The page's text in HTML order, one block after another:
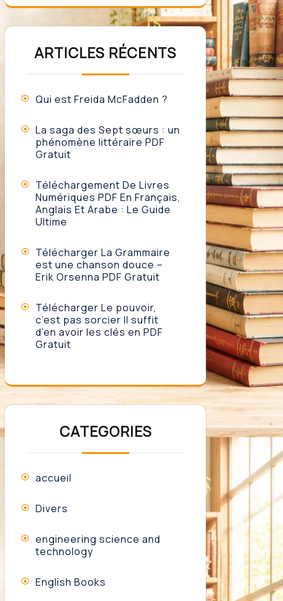
ARTICLES RÉCENTS
Qui est Freida McFadden ?
La saga des Sept sœurs : un
phénomène littéraire PDF
Gratuit
Téléchargement De Livres
Numériques PDF En Français,
Anglais Et Arabe : Le Guide
Ultime
Télécharger La Grammaire
est une chanson douce –
Erik Orsenna PDF Gratuit
Télécharger Le pouvoir,
c’est pas sorcier Il suffit
d’en avoir les clés en PDF
Gratuit
CATEGORIES
accueil
Divers
engineering science and
technology
English Books